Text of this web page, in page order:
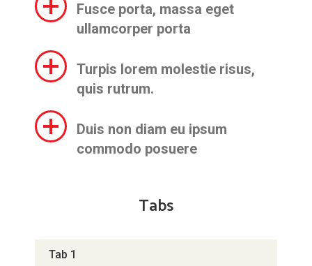
Fusce porta, massa eget
ullamcorper porta
Turpis lorem molestie risus,
quis rutrum.
Duis non diam eu ipsum
commodo posuere
Tabs
Tab 1